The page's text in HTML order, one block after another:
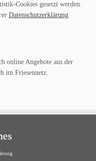
Cookies gesetzt werden.
Datenschutzerklärung.
online Angebote aus der
im Friesennetz.